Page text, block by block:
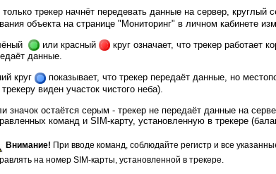
только трекер начнёт передевать данные на сервер, круглый
объекта на странице "Мониторинг" в личном кабинете
или красный
круг означает, что трекер работает
данные.
круг
показывает, что трекер передаёт данные, но
трекеру виден участок чистого неба).
значок остаётся серым - трекер не передаёт данные на
команд и SIM-карту, установленную в трекере
Внимание! При вводе команд, соблюдайте регистр и все
на номер SIM-карты, установленной в трекере.